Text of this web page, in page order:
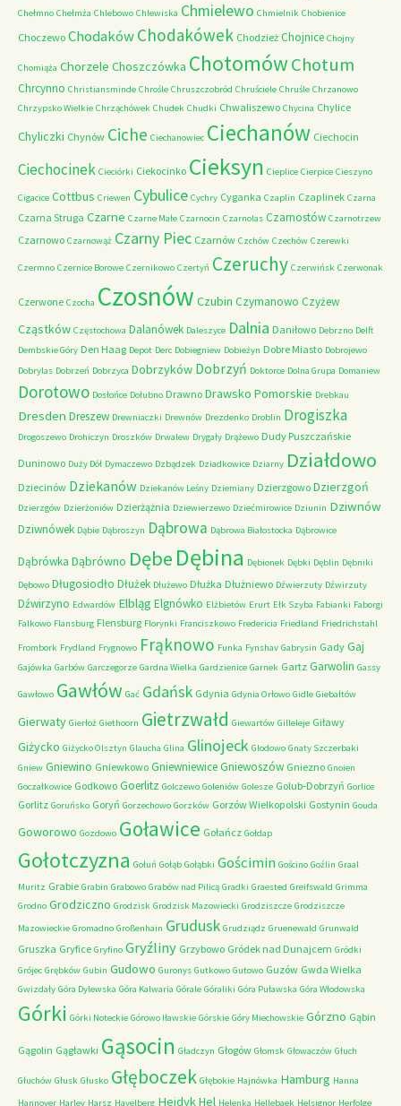
Chełmno Chełmża Chlebowo Chlewiska Chmielewo Chmielnik Chobienice
Choczewo ChodakówChodakówek Chodzież Chojnice Chojny
Chomiąża Chorzele Choszczówka ChotomówChotum
Chrcynno Christiansminde Chrośle Chruszczobród Chruściele Chruśle Chrzanowo
Chrzypsko Wielkie Chrząchówek Chudek Chudki Chwaliszewo Chycina Chylice
Chyliczki Chynów Ciche Ciechanowiec Ciechanów Ciechocin
Ciechocinek Cieciórki Ciekocinko Cieksyn Cieplice Cierpice Cieszyno
Cigacice Cottbus Criewen Cybulice Cychry Cyganka Czaplin Czaplinek Czarna
Czarna Struga Czarne Czarne Małe Czarnocin Czarnolas Czarnostów Czarnotrzew
Czarnowo Czarnowąż Czarny Piec Czarnów Czchów Czechów Czerewki
Czermno Czernice Borowe Czernikowo Czertyń Czeruchy Czerwińsk Czerwonak
Czerwone Czocha Czosnów Czubin Czymanowo Czyżew
Cząstków Częstochowa Dalanówek Daleszyce Dalnia Daniłowo Debrzno Delft
Dembskie Góry Den Haag Depot Derc Dobiegniew Dobieżyn Dobre Miasto Dobrojewo
Dobrylas Dobrzeń Dobrzyca Dobrzyków Dobrzyń Doktorce Dolna Grupa Domaniew
Dorotowo Dosłońce Dołubno Drawno Drawsko Pomorskie Drebkau
Dresden Dreszew Drewniaczki Drewnów Drezdenko Droblin Drogiszka
Drogoszewo Drohiczyn Droszków Drwalew Drygały Drążewo Dudy Puszczańskie
Duninowo Duży Dół Dymaczewo Dzbądzek Dziadkowice Dziarny Działdowo
Dziecinów Dziekanów Dziekanów Leśny Dziemiany Dzierzgowo Dzierzgoń
Dzierzgów Dzierżoniów Dzierżążnia Dziewierzewo Dziećmirowice Dziunin Dziwnów
Dziwnówek Dąbie Dąbroszyn Dąbrowa Dąbrowa Białostocka Dąbrowice
Dąbrówka Dąbrówno Dębe Dębina Dębionek Dębki Dęblin Dębniki
Dębowo Długosiodło Dłużek Dłużewo Dłużka Dłużniewo Dźwierzuty Dźwirzuty
Dźwirzyno Edwardów Elbląg Elgnówko Elżbietów Erurt Ełk Szyba Fabianki Faborgi
Falkowo Flansburg Flensburg Florynki Franciszkowo Fredericia Friedland Friedrichstahl
Frombork Frydland Frygnowo Frąknowo Funka Fynshav Gabrysin Gady Gaj
Gajówka Garbów Garczegorze Gardna Wielka Gardzienice Garnek Gartz Garwolin Gassy
Gawłowo Gawłów Gać Gdańsk Gdynia Gdynia Orłowo Gidle Giebałtów
Gierwaty Gierłoż Giethoorn Gietrzwałd Giewartów Gilleleje Giławy
Giżycko Giżycko Olsztyn Glaucha Glina Glinojeck Glodowo Gnaty Szczerbaki
Gniew Gniewino Gniewkowo GniewniewiceGniewoszów Gniezno Gnoien
Goczałkowice Godkowo Goerlitz Golczewo Goleniów Golesze Golub-Dobrzyń Gorlice
Gorlitz Goruńsko Goryń Gorzechowo Gorzków Gorzów Wielkopolski Gostynin Gouda
Goworowo Gozdowo Goławice Gołańcz Gołdap
Gołotczyzna Gołuń Gołąb Gołąbki Gościmin Gościno Goźlin Graal
Muritz Grabie Grabin Grabowo Grabów nad Pilicą Gradki Graested Greifswald Grimma
Grodno Grodziczno Grodzisk Grodzisk Mazowiecki Grodziszcze Grodziszcze
Mazowieckie Gromadno Großenhain Grudusk Grudziądz Gruenewald Grunwald
Gruszka Gryfice Gryfino Gryźliny Grzybowo Gródek nad Dunajcem Gródki
Grójec Grębków Gubin Gudowo Guronys Gutkowo Gutowo Guzów Gwda Wielka
Gwizdały Góra Dylewska Góra Kalwaria Górale Góraliki Góra Puławska Góra Włodowska
Górki Górki Noteckie Górowo Iławskie Górskie Góry Miechowskie Górzno Gąbin
Gągolin Gągławki Gąsocin Gładczyn Głogów Głomsk Głowaczów Głuch
Głuchów Głusk Głusko Głęboczek Głębokie Hajnówka Hamburg Hanna
Hannover Harlev Harsz Havelberg HejdykHel Helenka Hellebaek Helsignor Herfolge